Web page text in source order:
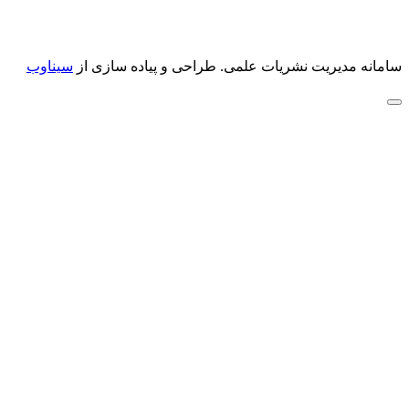
سامانه مدیریت نشریات علمی. طراحی و پیاده سازی از سیناوب